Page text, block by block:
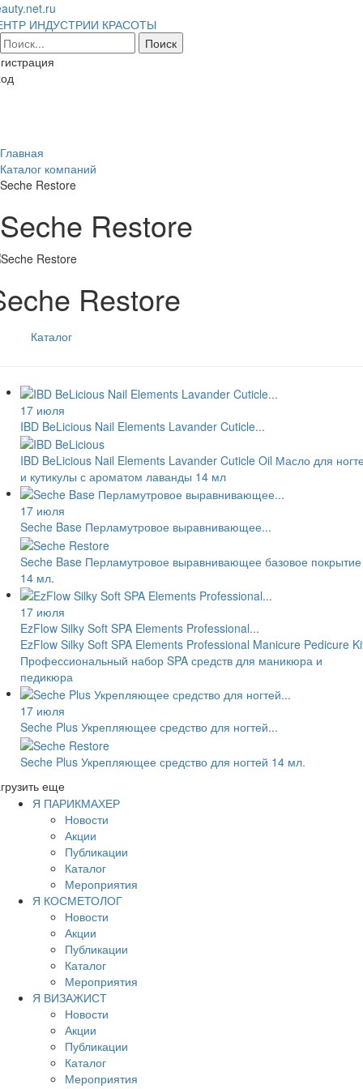
ИНДУСТРИИ КРАСОТЫ
Главная
Каталог компаний
Seche Restore
Seche Restore
Restore
Каталог
17 июля
IBD BeLicious Nail Elements Lavander Cuticle...
IBD BeLicious Nail Elements Lavander Cuticle Oil Масло для
и кутикулы с ароматом лаванды 14 мл
17 июля
Seche Base Перламутровое выравнивающее...
Seche Base Перламутровое выравнивающее базовое покрытие
14 мл.
17 июля
EzFlow Silky Soft SPA Elements Professional...
EzFlow Silky Soft SPA Elements Professional Manicure Pedicure
Профессиональный набор SPA средств для маникюра и
педикюра
17 июля
Seche Plus Укрепляющее средство для ногтей...
Seche Plus Укрепляющее средство для ногтей 14 мл.
еще
Я ПАРИКМАХЕР
Новости
Акции
Публикации
Каталог
Мероприятия
Я КОСМЕТОЛОГ
Новости
Акции
Публикации
Каталог
Мероприятия
Я ВИЗАЖИСТ
Новости
Акции
Публикации
Каталог
Мероприятия